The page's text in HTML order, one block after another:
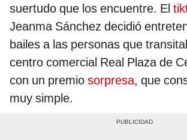
suertudo que los encuentre. El
Jeanma Sánchez decidió
bailes a las personas que
centro comercial Real Plaza de
con un premio sorpresa, que
muy simple.